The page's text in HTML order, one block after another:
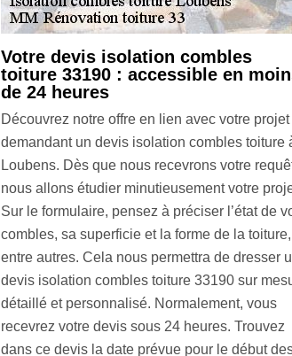
Votre devis isolation combles
toiture 33190 : accessible en
de 24 heures
Découvrez notre offre en lien avec votre projet
demandant un devis isolation combles toiture
Loubens. Dès que nous recevrons votre
nous allons étudier minutieusement votre
Sur le formulaire, pensez à préciser l’état de
combles, sa superficie et la forme de la toiture,
entre autres. Cela nous permettra de dresser
devis isolation combles toiture 33190 sur
détaillé et personnalisé. Normalement, vous
recevrez votre devis sous 24 heures. Trouvez
dans ce devis la date prévue pour le début